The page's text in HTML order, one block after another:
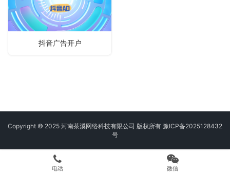
抖音广告开户
Copyright © 2025 河南茶溪网络科技有限公司 版权所有 豫ICP备2025128432
号
电话 微信